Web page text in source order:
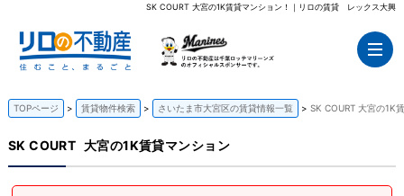
SK COURT 大宮の1K賃貸マンション！｜リロの賃貸 レックス大興
TOPページ 賃貸物件検索 さいたま市大宮区の賃貸情報一覧 SK COURT 大宮の1K
SK COURT 大宮の1K賃貸マンション